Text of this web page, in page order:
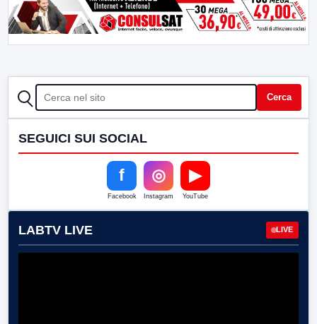
CERCA Cerca
SEGUICI SUI SOCIAL
f
Facebook
◎
Instagram
▶
YouTube
LABTV LIVE LIVE